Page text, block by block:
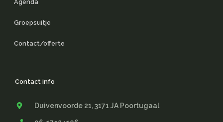
Contact info
Duivenvoorde 21, 3171 JA Poortugaal
Agenda
Groepsuitje
Contact/offerte